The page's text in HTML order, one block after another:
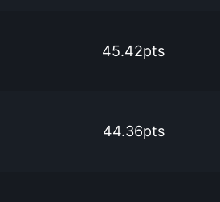
45.42pts
44.36pts